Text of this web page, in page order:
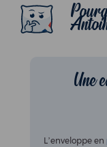
Une
L’enveloppe en